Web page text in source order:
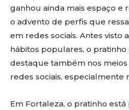
ganhou ainda mais espaço e
o advento de perfis que
em redes sociais. Antes visto
hábitos populares, o pratinho
destaque também nos
redes sociais, especialmente
Em Fortaleza, o pratinho